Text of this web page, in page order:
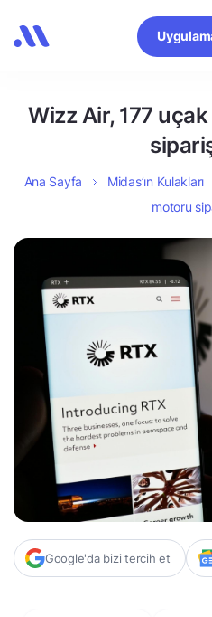
Wizz Air, 177
Ana Sayfa Midas’ın Kulakları
motoru
Google'da bizi tercih et